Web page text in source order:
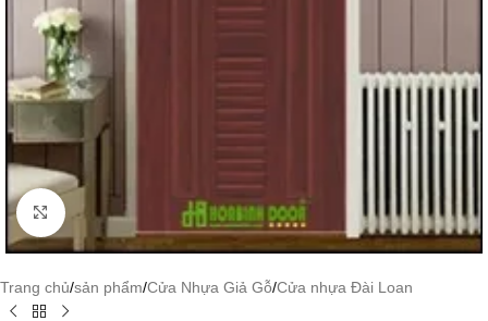
Click to enlarge
Trang chủ/sản phẩm/Cửa Nhựa Giả Gỗ/Cửa nhựa Đài Loan